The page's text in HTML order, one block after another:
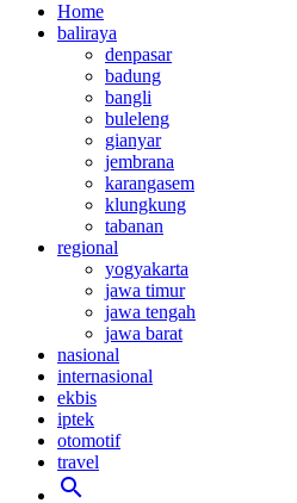
Home
baliraya
denpasar
badung
bangli
buleleng
gianyar
jembrana
karangasem
klungkung
tabanan
regional
yogyakarta
jawa timur
jawa tengah
jawa barat
nasional
internasional
ekbis
iptek
otomotif
travel
search